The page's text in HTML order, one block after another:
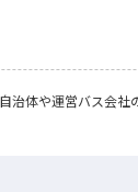
治体や運営バス会社